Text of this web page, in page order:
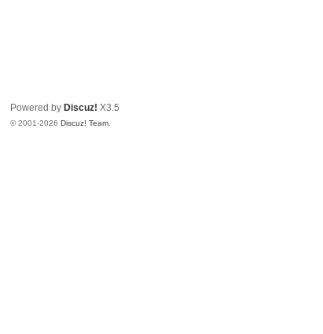
Powered by Discuz! X3.5
© 2001-2026Discuz! Team